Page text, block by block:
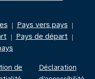
| Pays vers pays |
| Pays de départ |
de
Déclaration